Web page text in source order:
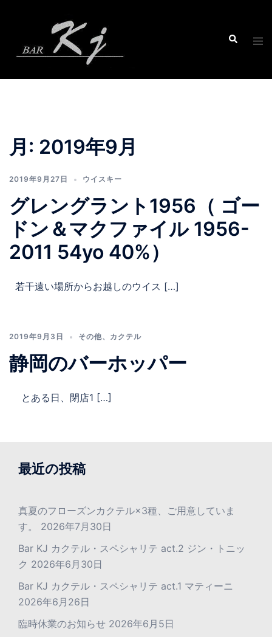
月: 2019年9月
2019年9月27日 ウイスキー
グレングラント1956（ ゴー
ドン＆マクファイル 1956-
2011 54yo 40%）
若干遠い場所からお越しのウイス […]
2019年9月3日 その他、 カクテル
静岡のバーホッパー
とある日、閉店1 […]
最近の投稿
真夏のフローズンカクテル×3種、ご用意していま
す。
2026年7月30日
Bar KJ カクテル・スペシャリテ act.2 ジン・トニッ
ク 2026年6月30日
Bar KJ カクテル・スペシャリテ act.1 マティーニ
2026年6月26日
臨時休業のお知らせ 2026年6月5日